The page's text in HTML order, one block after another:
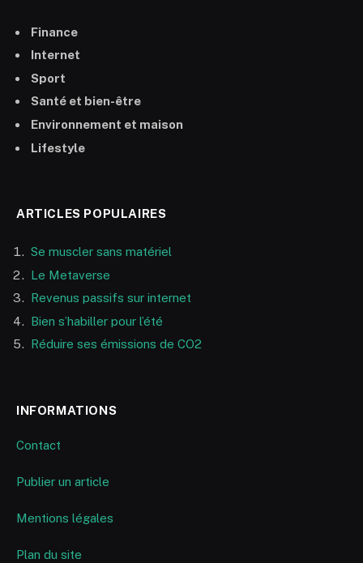
Finance
Internet
Sport
Santé et bien-être
Environnement et maison
Lifestyle
ARTICLES POPULAIRES
Se muscler sans matériel
Le Metaverse
Revenus passifs sur internet
Bien s’habiller pour l’été
Réduire ses émissions de CO2
INFORMATIONS
Contact
Publier un article
Mentions légales
Plan du site